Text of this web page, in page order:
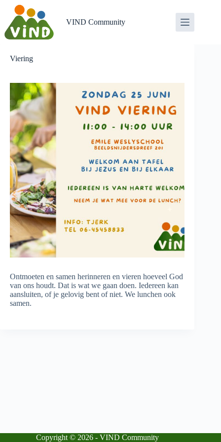
inhoud
VIND Community
Viering
Ontmoeten en samen herinneren en vieren hoeveel God
van ons houdt. Dat is wat we gaan doen. Iedereen kan
aansluiten, of je gelovig bent of niet. We lunchen ook
samen.
Copyright © 2026 - VIND Community